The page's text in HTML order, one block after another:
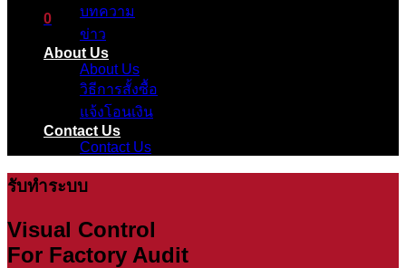
0
ตะกร้าสินค้า
ไม่มีสินค้าในตะกร้า
บทความ
ข่าว
About Us
About Us
วิธีการสั้งซื้อ
แจ้งโอนเงิน
Contact Us
Contact Us
รับทำระบบ
Visual Control
For Factory Audit